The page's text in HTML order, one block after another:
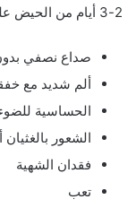
2-3 أيام من الحيض على شكل:
صداع نصفي
ألم شديد مع
الحساسية
الشعور بالغثيان
فقدان الشهية
تعب